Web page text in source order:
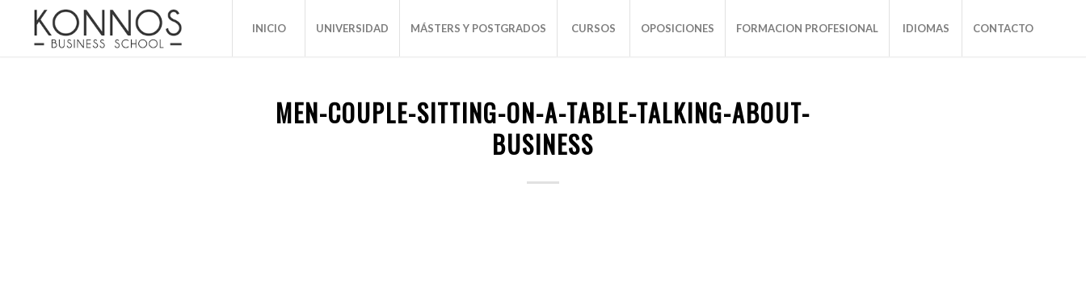
INICIO UNIVERSIDAD MÁSTERS Y POSTGRADOS CURSOS OPOSICIONES FORMACION PROFESIONAL IDIOMAS CONTACTO
MEN-COUPLE-SITTING-ON-A-TABLE-TALKING-ABOUT-
BUSINESS